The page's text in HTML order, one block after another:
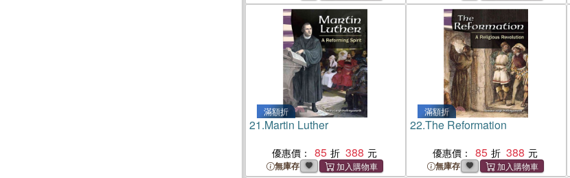
滿額折
21.Martin Luther
優惠價： 85 388
無庫存
滿額折
22.The Reformation
優惠價： 85 388
無庫存